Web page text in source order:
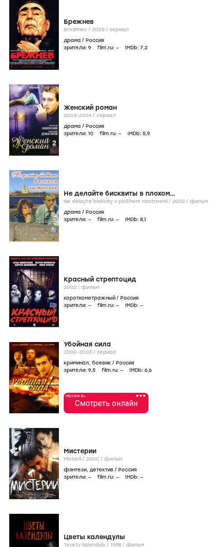
Брежнев
Brezhnev / 2005 / сериал
драма / Россия
зрители: 9 film.ru: – IMDb: 7,2
Женский роман
2003-2004 / сериал
драма / Россия
зрители: 10 film.ru: – IMDb: 5,9
Не делайте бисквиты в плохом
настроении
Ne delayte biskvity v plokhom nastroenii / 2002 / фильм
драма / Россия
зрители: – film.ru: – IMDb: 8,1
Красный стрептоцид
2002 / фильм
короткометражный / Россия
зрители: – film.ru: – IMDb: –
Убойная сила
2000-2005 / сериал
криминал, боевик / Россия
зрители: 9,5 film.ru: – IMDb: 6,6
•••
РЕКЛАМА 18+
Смотреть онлайн
Мистерии
Misterii / 2000 / фильм
фэнтези, детектив / Россия
зрители: – film.ru: – IMDb: –
Цветы календулы
Tsvety kalenduly / 1998 / фильм